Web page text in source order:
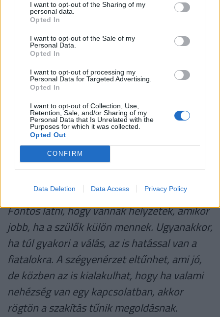
I want to opt-out of the Sharing of my
personal data.
Opted In
I want to opt-out of the Sale of my
Personal Data.
Opted In
I want to opt-out of processing my
Personal Data for Targeted Advertising.
Opted In
I want to opt-out of Collection, Use,
Retention, Sale, and/or Sharing of my
Personal Data that Is Unrelated with the
Purposes for which it was collected.
Opted Out
CONFIRM
Data Deletion Data Access Privacy Policy
is a késztetést arra, hogy mindent megtegyenek a
kapcsolatért a kihívások idején.
A válások növekvő száma milyen hatással lehet a
fiatalok párkapcsolati szemléletére?
Az én gyerekkoromban alig ismertem olyan
osztálytársat, akinek elváltak a szülei – ha mégis
volt ilyen, az a gyerek sokszor szégyellte magát. Ez
sem volt jó, hiszen a válás lehet helyes döntés is.
Nagyon sok felnőttel dolgozom, akik azt mondják:
bárcsak elváltak volna a szüleik, mert így pokol volt
otthon.
Fontos látni, hogy vannak helyzetek, amikor
jobb, ha a szülők külön mennek. Ugyanakkor,
ha túl gyakori a válás, az is hatással van a
fiatalokra. A szégyenérzet eltűnhet, ami jó,
de közben az is kialakulhat, hogy ha valami
nehézség van egy kapcsolatban, akkor
rögtön a szakítás tűnik megoldásnak.